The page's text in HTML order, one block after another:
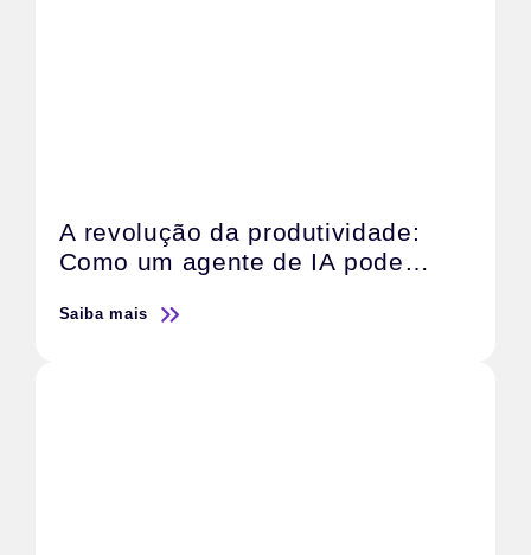
A revolução da produtividade:
Como um agente de IA pode
agência de marketing
Saiba mais